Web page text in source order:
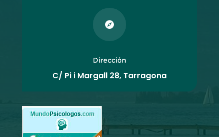

Dirección
C/ Pi i Margall 28, Tarragona